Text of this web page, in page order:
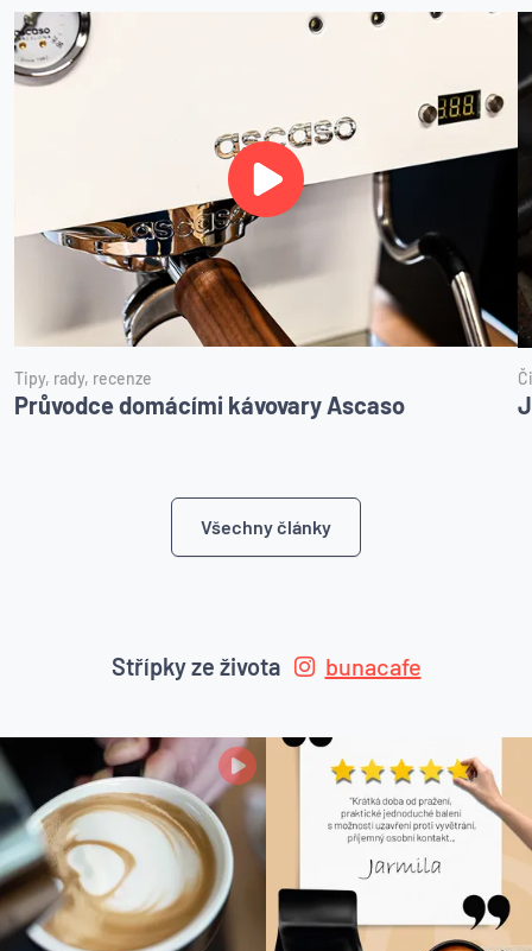
Tipy, rady, recenze
Průvodce domácími kávovary Ascaso
Všechny články
Střípky ze života bunacafe